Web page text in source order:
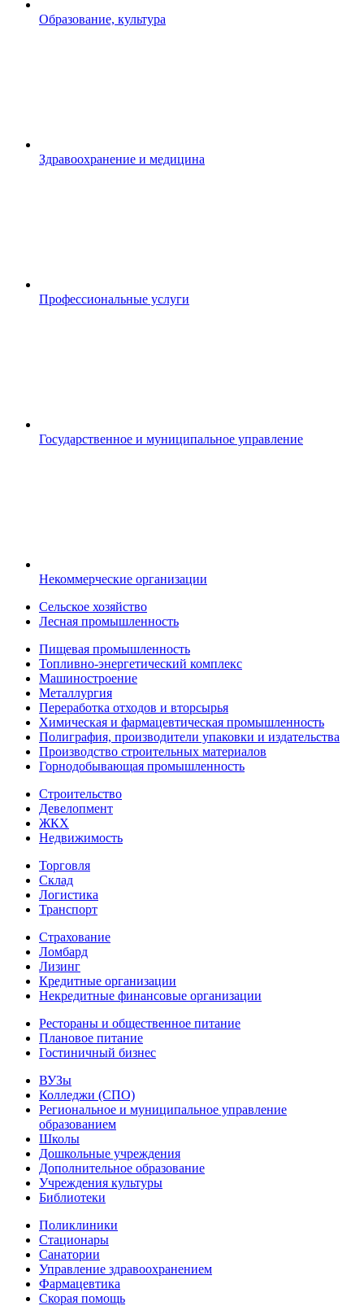
Образование, культура
Здравоохранение и медицина
Профессиональные услуги
Государственное и муниципальное управление
Некоммерческие организации
Сельское хозяйство
Лесная промышленность
Пищевая промышленность
Топливно-энергетический комплекс
Машиностроение
Металлургия
Переработка отходов и вторсырья
Химическая и фармацевтическая промышленность
Полиграфия, производители упаковки и издательства
Производство строительных материалов
Горнодобывающая промышленность
Строительство
Девелопмент
ЖКХ
Недвижимость
Торговля
Склад
Логистика
Транспорт
Страхование
Ломбард
Лизинг
Кредитные организации
Некредитные финансовые организации
Рестораны и общественное питание
Плановое питание
Гостиничный бизнес
ВУЗы
Колледжи (СПО)
Региональное и муниципальное управление
образованием
Школы
Дошкольные учреждения
Дополнительное образование
Учреждения культуры
Библиотеки
Поликлиники
Стационары
Санатории
Управление здравоохранением
Фармацевтика
Скорая помощь